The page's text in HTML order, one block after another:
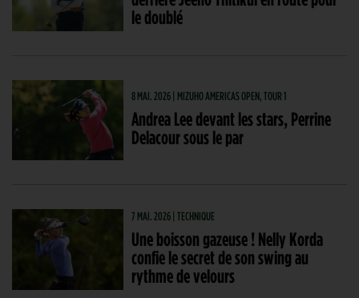
le doublé
8 MAI. 2026 | MIZUHO AMERICAS OPEN, TOUR 1
Andrea Lee devant les stars, Perrine
Delacour sous le par
7 MAI. 2026 | TECHNIQUE
Une boisson gazeuse ! Nelly Korda
confie le secret de son swing au
rythme de velours